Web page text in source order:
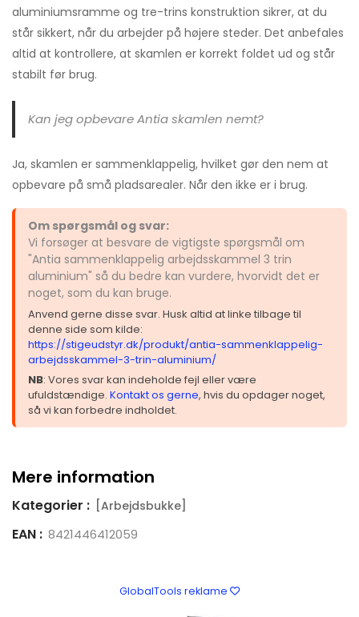
aluminiumsramme og tre-trins konstruktion sikrer, at du
står sikkert, når du arbejder på højere steder. Det anbefales
altid at kontrollere, at skamlen er korrekt foldet ud og står
stabilt før brug.
Kan jeg opbevare Antia skamlen nemt?
Ja, skamlen er sammenklappelig, hvilket gør den nem at
opbevare på små pladsarealer. Når den ikke er i brug.
Om spørgsmål og svar:
Vi forsøger at besvare de vigtigste spørgsmål om
"Antia sammenklappelig arbejdsskammel 3 trin
aluminium" så du bedre kan vurdere, hvorvidt det er
noget, som du kan bruge.
Anvend gerne disse svar. Husk altid at linke tilbage til
denne side som kilde:
https://stigeudstyr.dk/produkt/antia-sammenklappelig-
arbejdsskammel-3-trin-aluminium/
NB: Vores svar kan indeholde fejl eller være
ufuldstændige. Kontakt os gerne, hvis du opdager noget,
så vi kan forbedre indholdet.
Mere information
Kategorier : [Arbejdsbukke]
EAN : 8421446412059
GlobalTools reklame